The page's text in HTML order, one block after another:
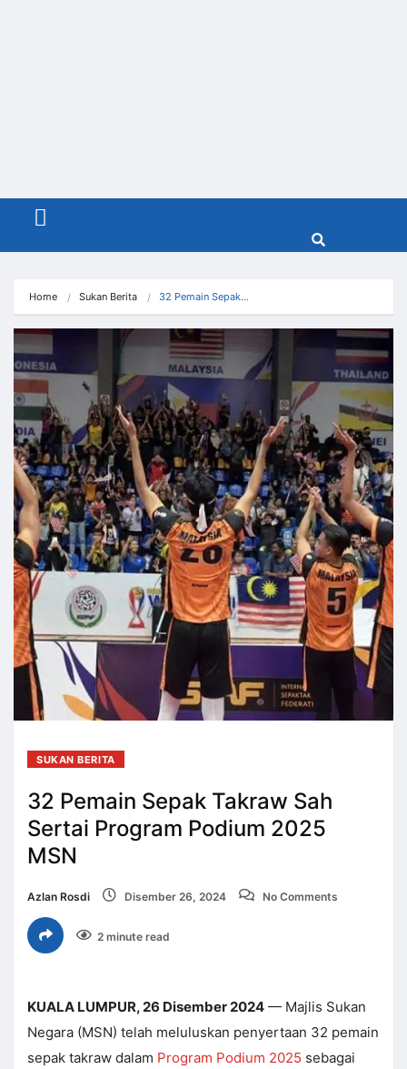
Menu
Home Sukan Berita 32 Pemain Sepak…
SUKAN BERITA
32 Pemain Sepak Takraw Sah
Sertai Program Podium 2025
MSN
Azlan Rosdi Disember 26, 2024 No Comments
2 minute read
KUALA LUMPUR, 26 Disember 2024 — Majlis Sukan
Negara (MSN) telah meluluskan penyertaan 32 pemain
sepak takraw dalam Program Podium 2025 sebagai